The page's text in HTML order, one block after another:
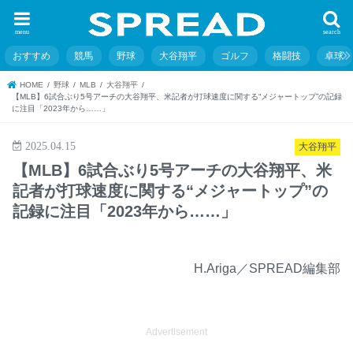
search
menu
おすすめ 競馬 野球 大谷翔平 ゴルフ 格闘技 卓球
HOME 野球 MLB
大谷翔平
【MLB】6試合ぶり5号アーチの大谷翔平、米記者が打球速度に関する“メジャートップ”の記録
に注目「2023年から……」
大谷翔平
2025.04.15
【MLB】6試合ぶり5号アーチの大谷翔平、米
記者が打球速度に関する“メジャートップ”の
記録に注目「2023年から……」
H.Ariga／SPREAD編集部
Advertisement